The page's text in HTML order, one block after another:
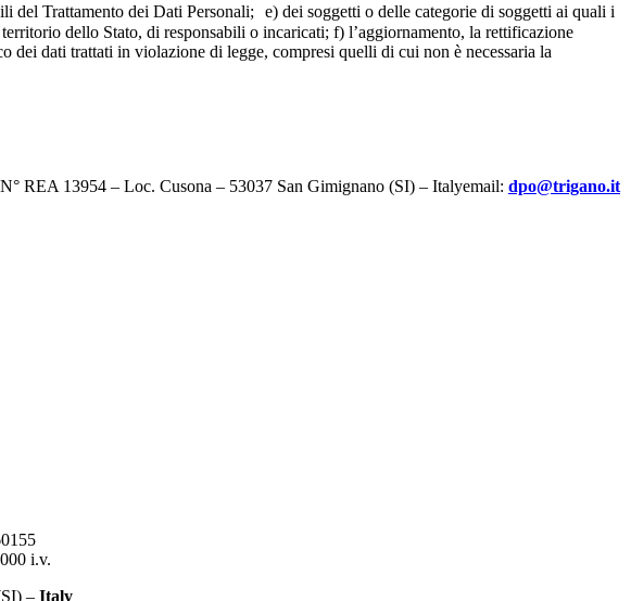
del Trattamento dei Dati Personali; e) dei soggetti o delle categorie di soggetti ai quali i
dello Stato, di responsabili o incaricati; f) l’aggiornamento, la rettificazione
dati trattati in violazione di legge, compresi quelli di cui non è necessaria la
REA 13954 – Loc. Cusona – 53037 San Gimignano (SI) – Italyemail: dpo@trigano.it
i.v.
– Italy